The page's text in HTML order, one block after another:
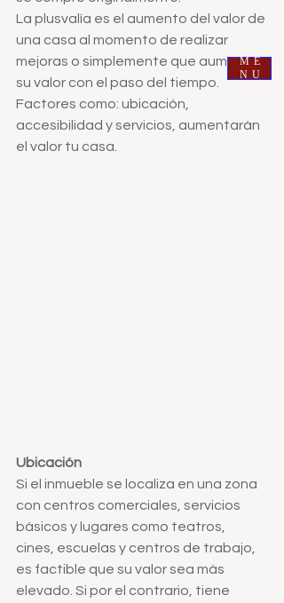
ROMA BIENES RAICES
ME
NU
La plusvalía es el aumento del valor de
una casa al momento de realizar
mejoras o simplemente que aumenta
su valor con el paso del tiempo.
Factores como: ubicación,
accesibilidad y servicios, aumentarán
el valor tu casa.
Ubicación
Si el inmueble se localiza en una zona
con centros comerciales, servicios
básicos y lugares como teatros,
cines, escuelas y centros de trabajo,
es factible que su valor sea más
elevado. Si por el contrario, tiene